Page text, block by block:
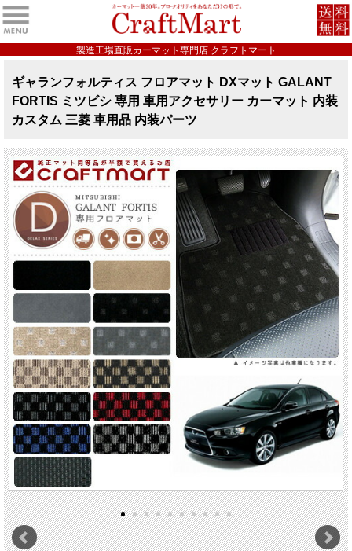
製造工場直販カーマット専門店 クラフトマート
ギャランフォルティス フロアマット DXマット GALANT
FORTIS ミツビシ 専用 車用アクセサリー カーマット 内装
カスタム 三菱 車用品 内装パーツ